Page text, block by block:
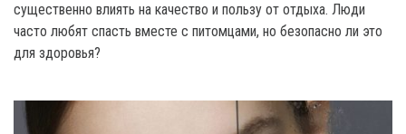
существенно влиять на качество и пользу от отдыха. Люди
часто любят спасть вместе с питомцами, но безопасно ли это
для здоровья?